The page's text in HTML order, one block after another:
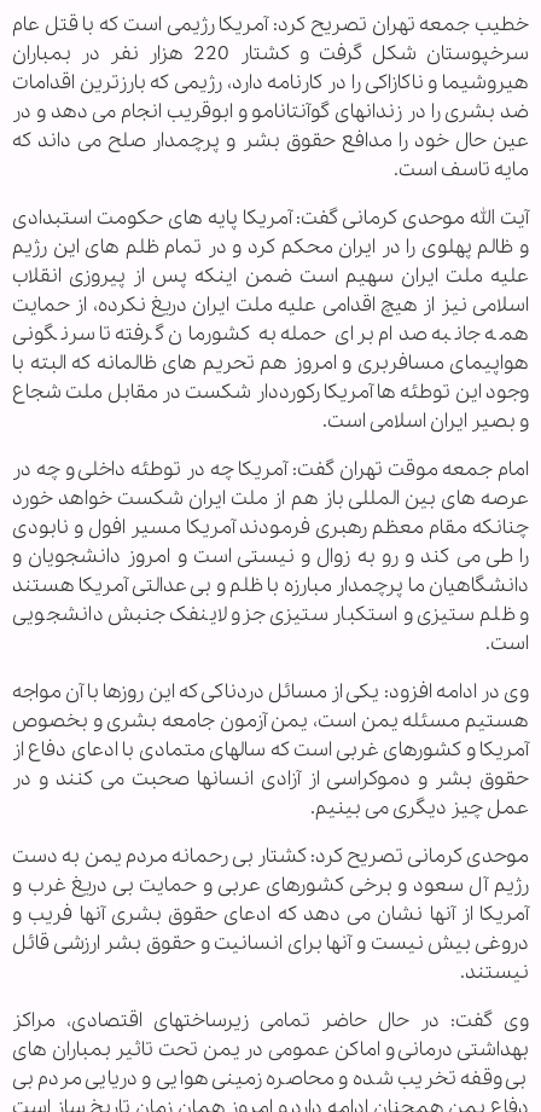
خطیب جمعه تهران تصریح کرد: آمریکا رژیمی است که با قتل عام
سرخپوستان شکل گرفت و کشتار 220 هزار نفر در بمباران
هیروشیما و ناکازاکی را در کارنامه دارد، رژیمی که بارزترین اقدامات
ضد بشری را در زندانهای گوآنتانامو و ابوقریب انجام می دهد و در
عین حال خود را مدافع حقوق بشر و پرچمدار صلح می داند که
مایه تاسف است.
آیت الله موحدی کرمانی گفت: آمریکا پایه های حکومت استبدادی
و ظالم پهلوی را در ایران محکم کرد و در تمام ظلم های این رژیم
علیه ملت ایران سهیم است ضمن اینکه پس از پیروزی انقلاب
اسلامی نیز از هیچ اقدامی علیه ملت ایران دریغ نکرده، از حمایت
همه جانبه صدام برای حمله به کشورمان گرفته تا سرنگونی
هواپیمای مسافربری و امروز هم تحریم های ظالمانه که البته با
وجود این توطئه ها آمریکا رکورددار شکست در مقابل ملت شجاع
و بصیر ایران اسلامی است.
امام جمعه موقت تهران گفت: آمریکا چه در توطئه داخلی و چه در
عرصه های بین المللی باز هم از ملت ایران شکست خواهد خورد
چنانکه مقام معظم رهبری فرمودند آمریکا مسیر افول و نابودی
را طی می کند و رو به زوال و نیستی است و امروز دانشجویان و
دانشگاهیان ما پرچمدار مبارزه با ظلم و بی عدالتی آمریکا هستند
و ظلم ستیزی و استکبار ستیزی جزو لاینفک جنبش دانشجویی
است.
وی در ادامه افزود: یکی از مسائل دردناکی که این روزها با آن مواجه
هستیم مسئله یمن است، یمن آزمون جامعه بشری و بخصوص
آمریکا و کشورهای غربی است که سالهای متمادی با ادعای دفاع از
حقوق بشر و دموکراسی از آزادی انسانها صحبت می کنند و در
عمل چیز دیگری می بینیم.
موحدی کرمانی تصریح کرد: کشتار بی رحمانه مردم یمن به دست
رژیم آل سعود و برخی کشورهای عربی و حمایت بی دریغ غرب و
آمریکا از آنها نشان می دهد که ادعای حقوق بشری آنها فریب و
دروغی بیش نیست و آنها برای انسانیت و حقوق بشر ارزشی قائل
نیستند.
وی گفت: در حال حاضر تمامی زیرساختهای اقتصادی، مراکز
بهداشتی درمانی و اماکن عمومی در یمن تحت تاثیر بمباران های
بی وقفه تخریب شده و محاصره زمینی هوایی و دریایی مردم بی